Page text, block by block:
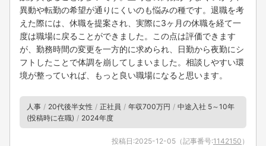
異動や転勤の希望が通りにくいのも悩みの種です。退職を考
えた際には、休職を提案され、実際に3ヶ月の休職を経て一
度は職場に戻ることができました。この点は評価できます
が、勤務時間の変更を一方的に求められ、日勤から夜勤にシ
フトしたことで体調を崩してしまいました。相談しやすい環
境が整っていれば、もっと良い職場になると思います。
人事 20代後半女性 正社員 年収700万円
中途入社 5～10年
(投稿時に在職)
2024年度
投稿日:2025-12-05 （記事番号:1142150 ）